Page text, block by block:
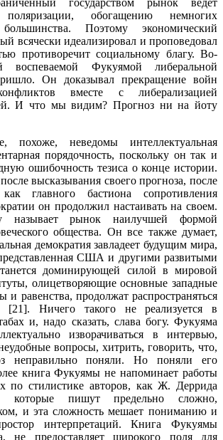
обогащению немногих
Поэтому экономический
всячески идеализировал и проповедовал
противоречит социальному благу. Во-
воспеваемой Фукуямой либеральной
Он доказывал прекращение войн
вместе с либерализацией
И что мы видим? Прогноз ни на йоту
похоже, неведомы интеллектуальная
порядочность, поскольку он так и
ошибочность тезиса о конце истории.
высказывания своего прогноза, после
главного бастиона сопротивления
он продолжил настаивать на своем.
называет рынок наилучшей формой
общества. Он все также думает,
демократия завладеет будущим мира,
США и другими развитыми
доминирующей силой в мировой
олицетворяющие основные западные
равенства, продолжат распространяться
Ничего такого не реализуется в
и, надо сказать, слава богу. Фукуяма
изворачиваться в интервью,
вопросы, хитрить, говорить, что,
неправильно поняли. Но поняли его
книга Фукуямы не напоминает работы
по стилистике авторов, как Ж. Деррида
пишут предельно сложно,
и эта сложность мешает пониманию и
интерпретаций. Книга Фукуямы
не предоставляет широкого поля для